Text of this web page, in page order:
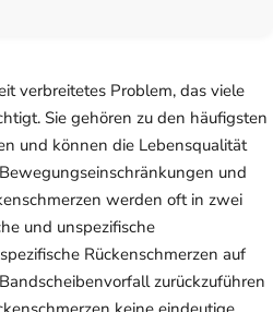
verbreitetes Problem, das viele
Sie gehören zu den häufigsten
und können die Lebensqualität
und
werden oft in zwei
und unspezifische
Rückenschmerzen auf
zurückzuführen